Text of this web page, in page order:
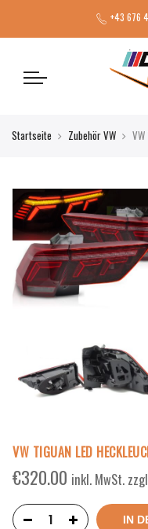
+43 676
Startseite Zubehör VW VW
VW TIGUAN LED
€320.00 inkl. MwSt.
IN